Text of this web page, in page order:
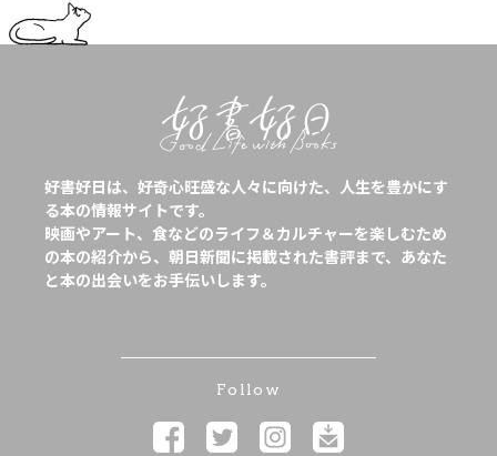
好書好日は、好奇心旺盛な人々に向けた、人生を豊かにす
る本の情報サイトです。
映画やアート、食などのライフ＆カルチャーを楽しむため
の本の紹介から、朝日新聞に掲載された書評まで、あなた
と本の出会いをお手伝いします。
Follow